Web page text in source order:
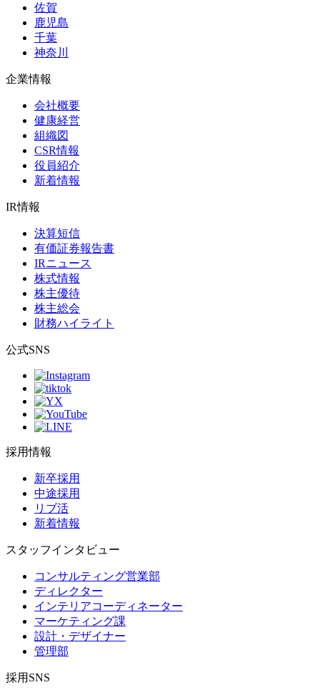
佐賀
鹿児島
千葉
神奈川
企業情報
会社概要
健康経営
組織図
CSR情報
役員紹介
新着情報
IR情報
決算短信
有価証券報告書
IRニュース
株式情報
株主優待
株主総会
財務ハイライト
公式SNS
採用情報
新卒採用
中途採用
リブ活
新着情報
スタッフインタビュー
コンサルティング営業部
ディレクター
インテリアコーディネーター
マーケティング課
設計・デザイナー
管理部
採用SNS